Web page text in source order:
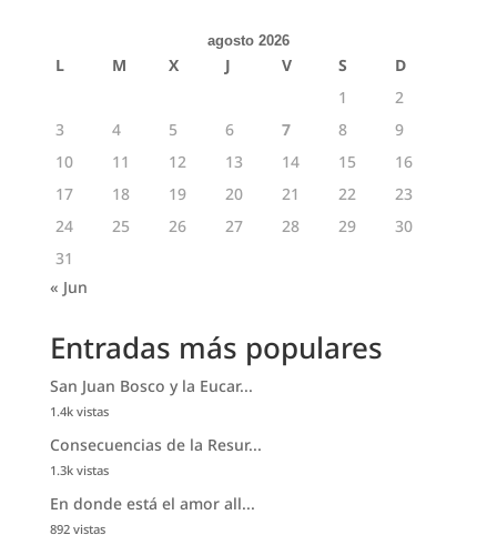
agosto 2026
L M X J V S
D
1
2
3
4 5 6 7 8
9
10
11 12 13 14 15
16
17
18 19 20 21 22
23
24
25 26 27 28 29
30
31
« Jun
Entradas más populares
San Juan Bosco y la Eucar...
1.4k vistas
Consecuencias de la Resur...
1.3k vistas
En donde está el amor all...
892 vistas